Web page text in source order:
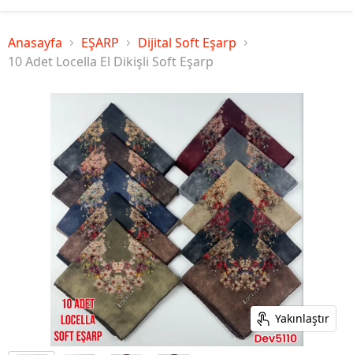
Anasayfa EŞARP
Dijital Soft Eşarp
10 Adet Locella El Dikişli Soft Eşarp
Yakınlaştır